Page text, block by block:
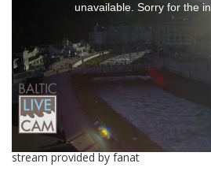
unavailable. Sorry for the
stream provided by fanat